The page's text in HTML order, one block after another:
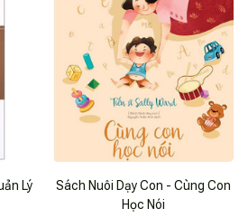
Lý
Sách Nuôi Dạy Con - Cùng Con
Học Nói